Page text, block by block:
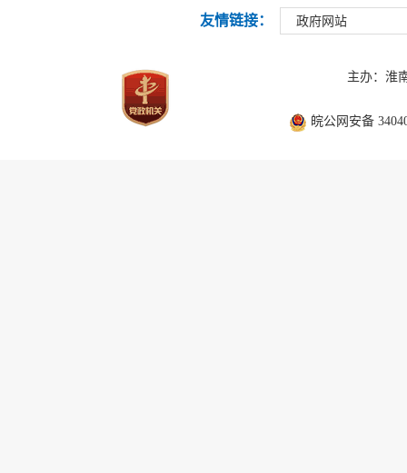
友情链接： 政府网站
主办：淮
皖公网安备